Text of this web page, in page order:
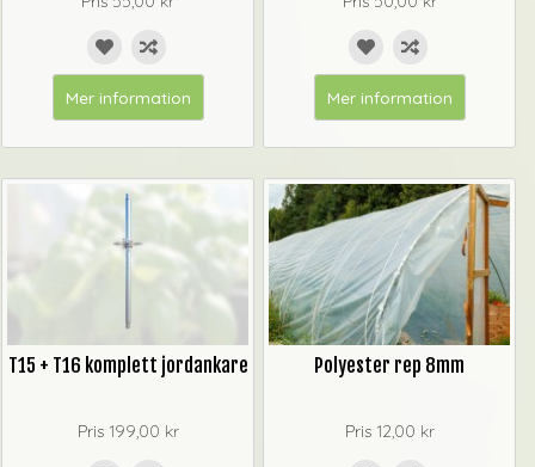
Mer information Mer information
T15 + T16 komplett jordankare
Pris 199,00 kr
Polyester rep 8mm
Pris 12,00 kr